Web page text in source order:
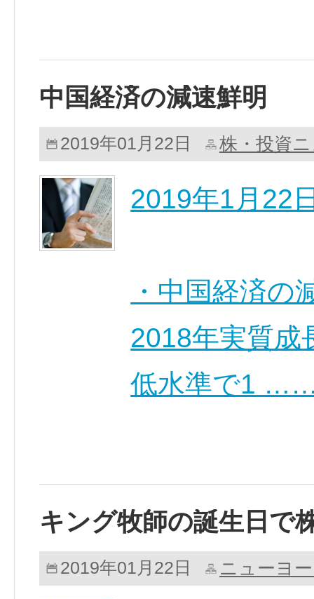
中国経済の減速鮮明
2019年01月22日 株・投資
2019年1月22
・中国経済の
2018年実質成
低水準で1
キング牧師の誕生日で
2019年01月22日 ニューヨ